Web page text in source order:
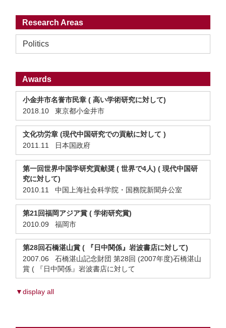
Research Areas
Politics
Awards
小金井市名誉市民章 ( 高い学術研究に対して)
2018.10 東京都小金井市
文化功労章 (現代中国研究での貢献に対して )
2011.11 日本国政府
第一回世界中国学研究貢献奨 ( 世界で4人) ( 現代中国研
究に対して)
2010.11 中国上海社会科学院・国務院新聞弁公室
第21回福岡アジア賞 ( 学術研究賞)
2010.09 福岡市
第28回石橋湛山賞 ( 『日中関係』岩波書店に対して)
2007.06 石橋湛山記念財団 第28回 (2007年度)石橋湛山
賞 ( 『日中関係』岩波書店に対して
▼display all